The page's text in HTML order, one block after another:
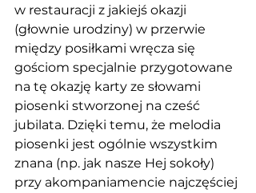
w restauracji z jakiejś okazji
(głownie urodziny) w przerwie
między posiłkami wręcza się
gościom specjalnie przygotowane
na tę okazję karty ze słowami
piosenki stworzonej na cześć
jubilata. Dzięki temu, że melodia
piosenki jest ogólnie wszystkim
znana (np. jak nasze Hej sokoły)
przy akompaniamencie najczęściej